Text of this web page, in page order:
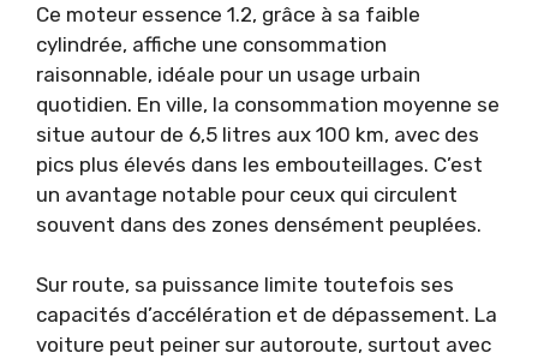
Ce moteur essence 1.2, grâce à sa faible
cylindrée, affiche une consommation
raisonnable, idéale pour un usage urbain
quotidien. En ville, la consommation moyenne se
situe autour de 6,5 litres aux 100 km, avec des
pics plus élevés dans les embouteillages. C’est
un avantage notable pour ceux qui circulent
souvent dans des zones densément peuplées.
Sur route, sa puissance limite toutefois ses
capacités d’accélération et de dépassement. La
voiture peut peiner sur autoroute, surtout avec